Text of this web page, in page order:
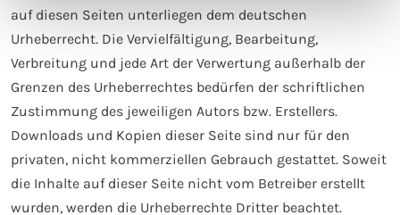
auf diesen Seiten unterliegen dem deutschen
Urheberrecht. Die Vervielfältigung, Bearbeitung,
Verbreitung und jede Art der Verwertung außerhalb der
Grenzen des Urheberrechtes bedürfen der schriftlichen
Zustimmung des jeweiligen Autors bzw. Erstellers.
Downloads und Kopien dieser Seite sind nur für den
privaten, nicht kommerziellen Gebrauch gestattet. Soweit
die Inhalte auf dieser Seite nicht vom Betreiber erstellt
wurden, werden die Urheberrechte Dritter beachtet.